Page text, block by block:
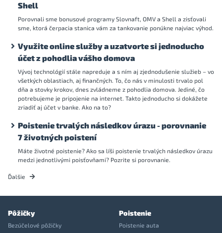
Shell
Porovnali sme bonusové programy Slovnaft, OMV a Shell a zisťovali
sme, ktorá čerpacia stanica vám za tankovanie ponúkne najviac výhod.
Využite online služby a uzatvorte si jednoducho
účet z pohodlia vášho domova
Vývoj technológií stále napreduje a s ním aj zjednodušenie služieb – vo
všetkých oblastiach, aj finančných. To, čo nás v minulosti trvalo pol
dňa a stovky krokov, dnes zvládneme z pohodlia domova. Jediné, čo
potrebujeme je pripojenie na internet. Takto jednoducho si dokážete
zriadiť aj účet v banke. Ako na to?
Poistenie trvalých následkov úrazu - porovnanie
7 životných poistení
Máte životné poistenie? Ako sa líši poistenie trvalých následkov úrazu
medzi jednotlivými poisťovňami? Pozrite si porovnanie.
Ďalšie
Pôžičky
Bezúčelové pôžičky
Poistenie
Poistenie auta